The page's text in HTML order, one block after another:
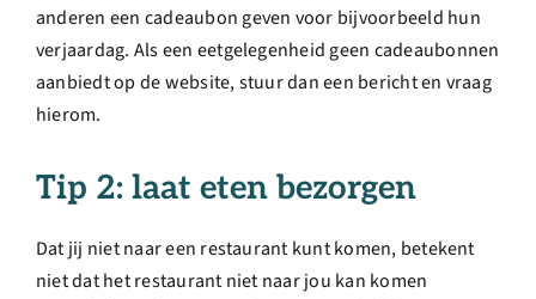
anderen een cadeaubon geven voor bijvoorbeeld hun
verjaardag. Als een eetgelegenheid geen cadeaubonnen
aanbiedt op de website, stuur dan een bericht en vraag
hierom.
Tip 2: laat eten bezorgen
Dat jij niet naar een restaurant kunt komen, betekent
niet dat het restaurant niet naar jou kan komen